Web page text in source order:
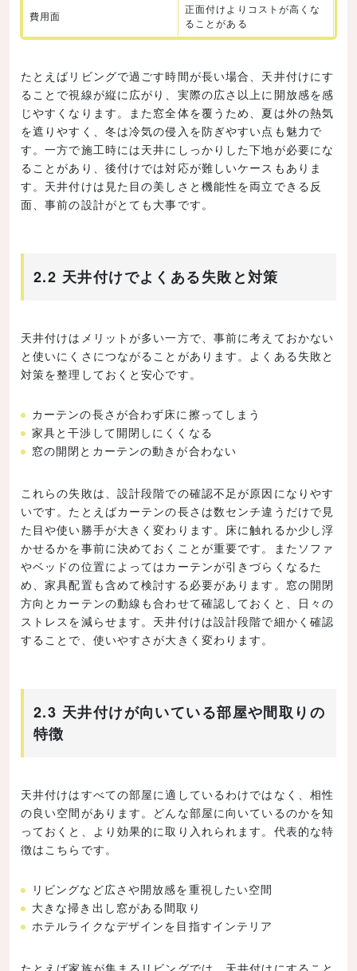
費用面
正面付けよりコストが高くな
ることがある
たとえばリビングで過ごす時間が長い場合、天井付けにす
ることで視線が縦に広がり、実際の広さ以上に開放感を感
じやすくなります。また窓全体を覆うため、夏は外の熱気
を遮りやすく、冬は冷気の侵入を防ぎやすい点も魅力で
す。一方で施工時には天井にしっかりした下地が必要にな
ることがあり、後付けでは対応が難しいケースもありま
す。天井付けは見た目の美しさと機能性を両立できる反
面、事前の設計がとても大事です。
2.2 天井付けでよくある失敗と対策
天井付けはメリットが多い一方で、事前に考えておかない
と使いにくさにつながることがあります。よくある失敗と
対策を整理しておくと安心です。
カーテンの長さが合わず床に擦ってしまう
家具と干渉して開閉しにくくなる
窓の開閉とカーテンの動きが合わない
これらの失敗は、設計段階での確認不足が原因になりやす
いです。たとえばカーテンの長さは数センチ違うだけで見
た目や使い勝手が大きく変わります。床に触れるか少し浮
かせるかを事前に決めておくことが重要です。またソファ
やベッドの位置によってはカーテンが引きづらくなるた
め、家具配置も含めて検討する必要があります。窓の開閉
方向とカーテンの動線も合わせて確認しておくと、日々の
ストレスを減らせます。天井付けは設計段階で細かく確認
することで、使いやすさが大きく変わります。
2.3 天井付けが向いている部屋や間取りの
特徴
天井付けはすべての部屋に適しているわけではなく、相性
の良い空間があります。どんな部屋に向いているのかを知
っておくと、より効果的に取り入れられます。代表的な特
徴はこちらです。
リビングなど広さや開放感を重視したい空間
大きな掃き出し窓がある間取り
ホテルライクなデザインを目指すインテリア